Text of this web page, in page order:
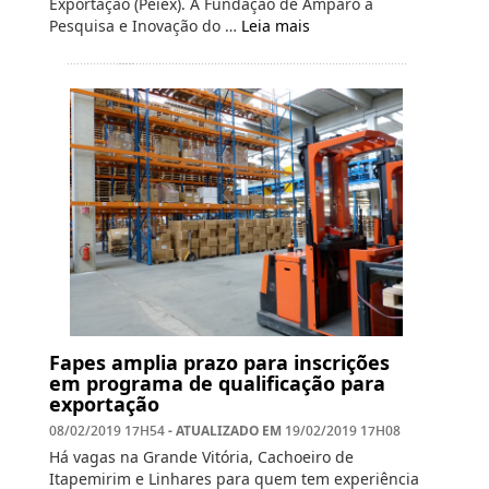
Pesquisa e Inovação do … Leia mais
Fapes amplia prazo para inscrições
em programa de qualificação para
exportação
08/02/2019 17H54- ATUALIZADO EM 19/02/2019 17H08
Há vagas na Grande Vitória, Cachoeiro de
Itapemirim e Linhares para quem tem experiência